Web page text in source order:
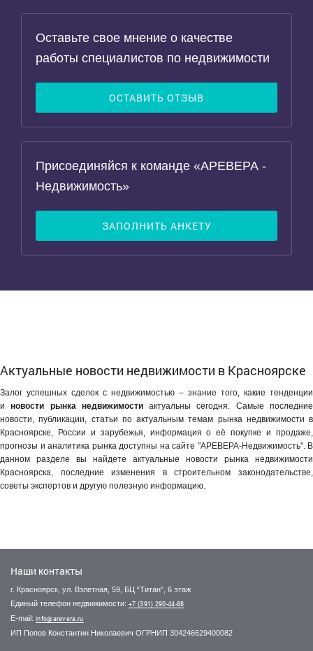
Оставьте свое мнение о качестве
работы специалистов по недвижимости
ОСТАВИТЬ ОТЗЫВ
Присоединяйся к команде «АРЕВЕРА -
Недвижимость»
ЗАПОЛНИТЬ АНКЕТУ
Актуальные новости недвижимости в Красноярске
Залог успешных сделок с недвижимостью – знание того, какие тенденции
иновости рынка недвижимостиактуальны сегодня. Самые последние
новости, публикации, статьи по актуальным темам рынка недвижимости в
Красноярске, России и зарубежья, информация о её покупке и продаже,
прогнозы и аналитика рынка доступны на сайте "АРЕВЕРА-Недвижимость". В
данном разделе вы найдете актуальные новости рынка недвижимости
Красноярска, последние изменения в строительном законодательстве,
советы экспертов и другую полезную информацию.
Наши контакты
г. Красноярск, ул. Взлетная, 59, БЦ “Титан”, 6 этаж
Единый телефон недвижимости: +7 (391) 290-44-88
E-mail: info@arevera.ru
ИП Попов Константин Николаевич ОГРНИП 304246629400082